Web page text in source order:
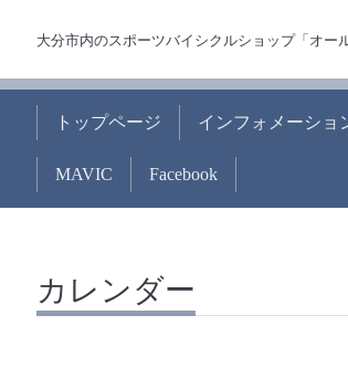
大分市内のスポーツバイシクルショップ「オー
トップページ インフォメーショ
MAVIC Facebook
カレンダー